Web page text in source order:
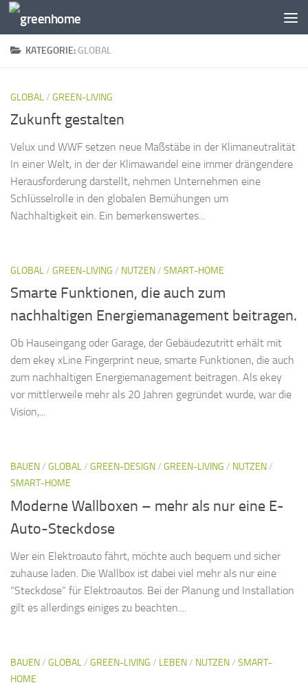
Zum Inhalt springen
KATEGORIE: GLOBAL
GLOBAL/ GREEN-LIVING
Zukunft gestalten
Velux und WWF setzen neue Maßstäbe in der Klimaneutralität
In einer Welt, in der der Klimawandel eine immer drängendere
Herausforderung darstellt, nehmen Unternehmen eine
Schlüsselrolle in den globalen Bemühungen um
Nachhaltigkeit ein. Ein bemerkenswertes...
GLOBAL/ GREEN-LIVING / NUTZEN/ SMART-HOME
Smarte Funktionen, die auch zum
nachhaltigen Energiemanagement beitragen.
Ob Hauseingang oder Garage, der Gebäudezutritt erhält mit
dem ekey xLine Fingerprint neue, smarte Funktionen, die auch
zum nachhaltigen Energiemanagement beitragen. Als ekey
vor mittlerweile mehr als 20 Jahren gegründet wurde, war die
Vision,...
BAUEN/ GLOBAL/ GREEN-DESIGN/ GREEN-LIVING / NUTZEN/
SMART-HOME
Moderne Wallboxen – mehr als nur eine E-
Auto-Steckdose
Wer ein Elektroauto fährt, möchte auch bequem und sicher
zuhause laden. Die Wallbox ist dabei viel mehr als nur eine
“Steckdose” für Elektroautos. Bei der Planung und Installation
gilt es allerdings einiges zu beachten....
BAUEN/ GLOBAL/ GREEN-LIVING / LEBEN/ NUTZEN/ SMART-
HOME